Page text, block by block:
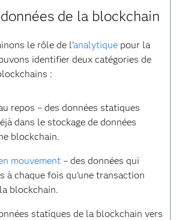
de la blockchain
le rôle de l'analytiquepour la
identifier deux catégories de
:
repos – des données statiques
dans le stockage de données
blockchain.
mouvement – des données qui
à chaque fois qu'une transaction
blockchain.
statiques de la blockchain vers